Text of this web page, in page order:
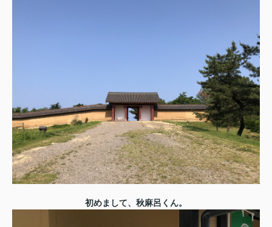
初めまして、秋麻呂くん。